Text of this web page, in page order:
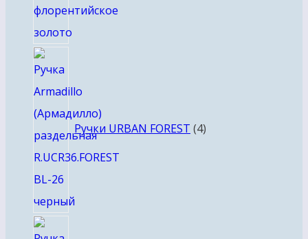
Ручки URBAN FOREST 4